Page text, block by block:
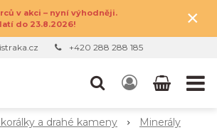
v akci – nyní výhodněji.
do 23.8.2026!
×
+420 288 288 185
a drahé kameny
Minerály